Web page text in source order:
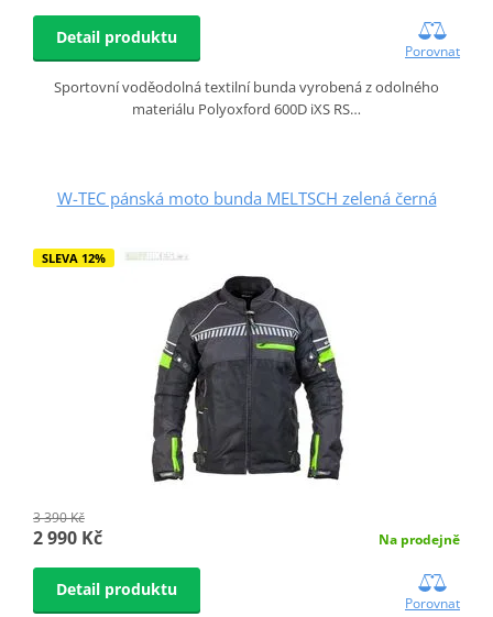
Detail produktu
Porovnat
Sportovní voděodolná textilní bunda vyrobená z odolného
materiálu Polyoxford 600D iXS RS…
W-TEC pánská moto bunda MELTSCH zelená černá
SLEVA 12%
3 390 Kč
2 990 Kč Na prodejně
Detail produktu
Porovnat